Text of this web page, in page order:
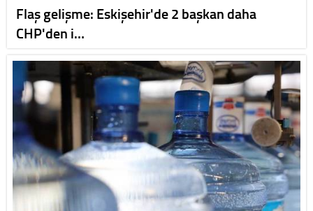
Flaş gelişme: Eskişehir'de 2 başkan daha
CHP'den i…